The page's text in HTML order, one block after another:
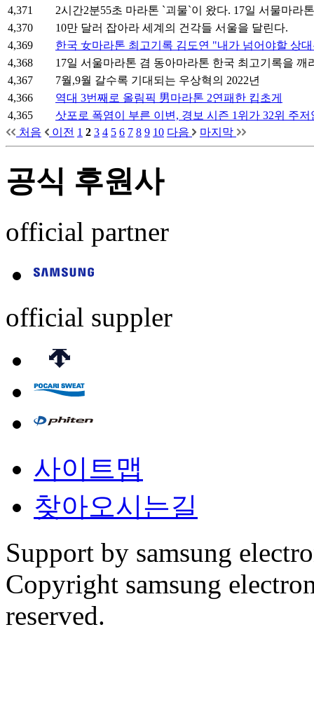
4,371
2시간2분55초 마라톤 `괴물`이 왔다. 17일 서물마라
4,370
10만 달러 잡아라 세계의 건각들 서울을 달린다.
4,369
한국 女마라톤 최고기록 김도연 "내가 넘어야할 상
4,368
17일 서울마라톤 겸 동아마라톤 한국 최고기록을 깨
4,367
7월,9월 갈수록 기대되는 우상혁의 2022년
4,366
역대 3번째로 올림픽 男마라톤 2연패한 킵초게
4,365
삿포로 폭염이 부른 이변, 경보 시즌 1위가 32위 주저
처음
이전 1 2 3 4 5 6 7 8 9 10 다음 마지막
공식 후원사
official partner
official suppler
사이트맵
찾아오시는길
Support by samsung
Copyright samsung
reserved.